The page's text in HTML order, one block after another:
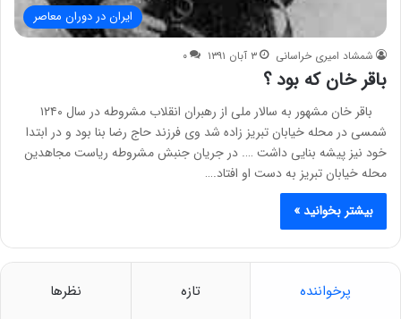
ایران در دوران معاصر
شمشاد امیری خراسانی ۳ آبان ۱۳۹۱ ۰
باقر خان که بود ؟
باقر خان مشهور به سالار ملی از رهبران انقلاب مشروطه در سال ۱۲۴۰
شمسی در محله خیابان تبریز زاده شد وی فرزند حاج رضا بنا بود و در ابتدا
خود نیز پیشه بنایی داشت …. در جریان جنبش مشروطه ریاست مجاهدین
محله خیابان تبریز به دست او افتاد.…
بیشتر بخوانید »
پرخواننده تازه نظرها